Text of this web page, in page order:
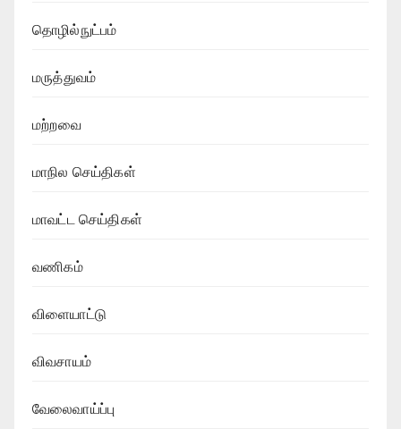
தொழில்நுட்பம்
மருத்துவம்
மற்றவை
மாநில செய்திகள்
மாவட்ட செய்திகள்
வணிகம்
விளையாட்டு
விவசாயம்
வேலைவாய்ப்பு